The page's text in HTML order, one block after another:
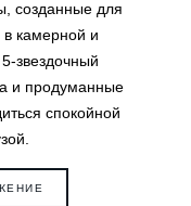
созданные для
в камерной и
звездочный
и продуманные
спокойной